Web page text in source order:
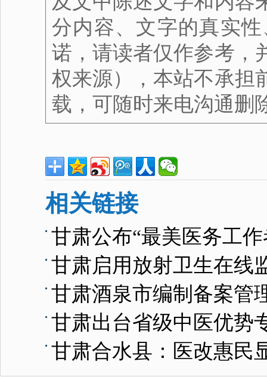
分内容、文字的真实
诺，请读者仅作参考，
权来源），本站不承担
载，可随时来电沟通删
相关链接
甘肃公布“最美医务工
甘肃启用放射卫生在线
甘肃酒泉市编制备案管
甘肃出台省级中医优势
甘肃合水县：医改惠民